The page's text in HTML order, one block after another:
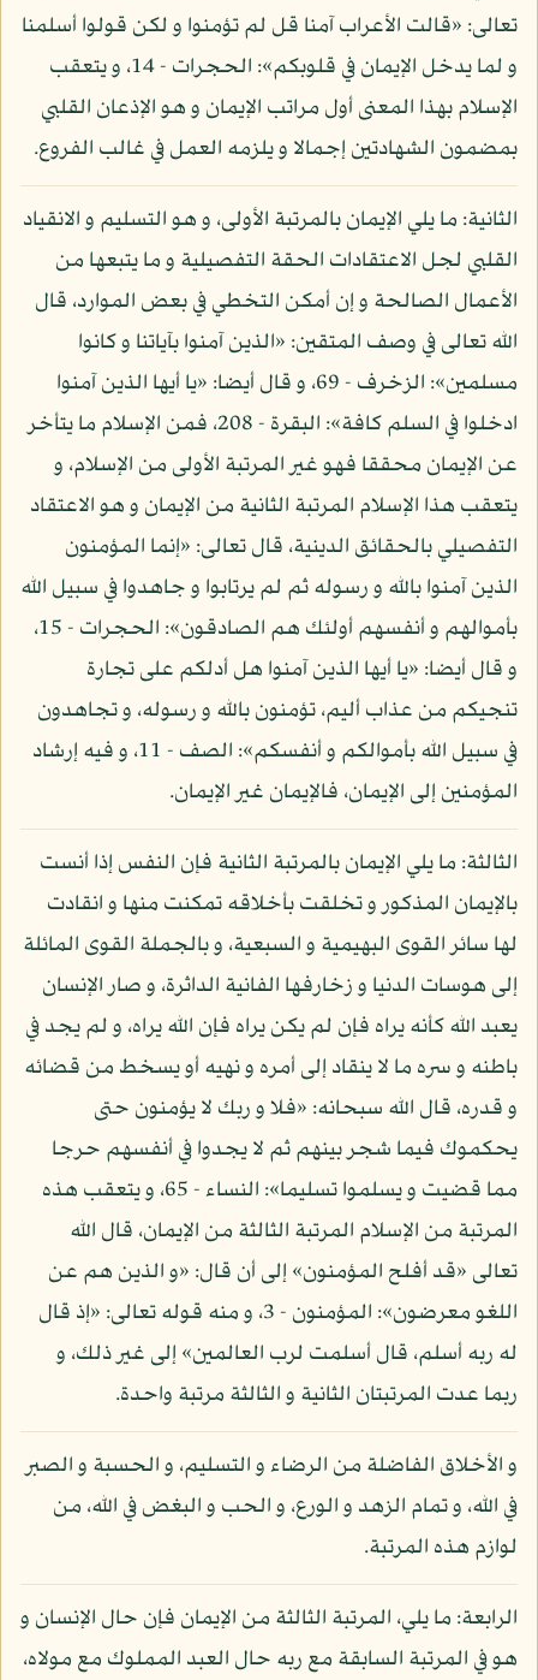
تعالى: «قالت الأعراب آمنا قل لم تؤمنوا و لكن قولوا أسلمنا
و لما يدخل الإيمان في قلوبكم»: الحجرات - 14، و يتعقب
الإسلام بهذا المعنى أول مراتب الإيمان و هو الإذعان القلبي
بمضمون الشهادتين إجمالا و يلزمه العمل في غالب الفروع.
الثانية: ما يلي الإيمان بالمرتبة الأولى، و هو التسليم و الانقياد
القلبي لجل الاعتقادات الحقة التفصيلية و ما يتبعها من
الأعمال الصالحة و إن أمكن التخطي في بعض الموارد، قال
الله تعالى في وصف المتقين: «الذين آمنوا بآياتنا و كانوا
مسلمين»: الزخرف - 69، و قال أيضا: «يا أيها الذين آمنوا
ادخلوا في السلم كافة»: البقرة - 208، فمن الإسلام ما يتأخر
عن الإيمان محققا فهو غير المرتبة الأولى من الإسلام، و
يتعقب هذا الإسلام المرتبة الثانية من الإيمان و هو الاعتقاد
التفصيلي بالحقائق الدينية، قال تعالى: «إنما المؤمنون
الذين آمنوا بالله و رسوله ثم لم يرتابوا و جاهدوا في سبيل الله
بأموالهم و أنفسهم أولئك هم الصادقون»: الحجرات - 15،
و قال أيضا: «يا أيها الذين آمنوا هل أدلكم على تجارة
تنجيكم من عذاب أليم، تؤمنون بالله و رسوله، و تجاهدون
في سبيل الله بأموالكم و أنفسكم»: الصف - 11، و فيه إرشاد
المؤمنين إلى الإيمان، فالإيمان غير الإيمان.
الثالثة: ما يلي الإيمان بالمرتبة الثانية فإن النفس إذا أنست
بالإيمان المذكور و تخلقت بأخلاقه تمكنت منها و انقادت
لها سائر القوى البهيمية و السبعية، و بالجملة القوى المائلة
إلى هوسات الدنيا و زخارفها الفانية الداثرة، و صار الإنسان
يعبد الله كأنه يراه فإن لم يكن يراه فإن الله يراه، و لم يجد في
باطنه و سره ما لا ينقاد إلى أمره و نهيه أو يسخط من قضائه
و قدره، قال الله سبحانه: «فلا و ربك لا يؤمنون حتى
يحكموك فيما شجر بينهم ثم لا يجدوا في أنفسهم حرجا
مما قضيت و يسلموا تسليما»: النساء - 65، و يتعقب هذه
المرتبة من الإسلام المرتبة الثالثة من الإيمان، قال الله
تعالى «قد أفلح المؤمنون» إلى أن قال: «و الذين هم عن
اللغو معرضون»: المؤمنون - 3، و منه قوله تعالى: «إذ قال
له ربه أسلم، قال أسلمت لرب العالمين» إلى غير ذلك، و
ربما عدت المرتبتان الثانية و الثالثة مرتبة واحدة.
و الأخلاق الفاضلة من الرضاء و التسليم، و الحسبة و الصبر
في الله، و تمام الزهد و الورع، و الحب و البغض في الله، من
لوازم هذه المرتبة.
الرابعة: ما يلي، المرتبة الثالثة من الإيمان فإن حال الإنسان و
هو في المرتبة السابقة مع ربه حال العبد المملوك مع مولاه،